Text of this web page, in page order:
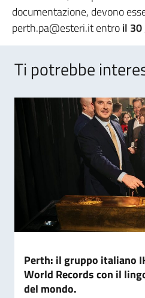
documentazione, devono
perth.pa@esteri.it entroil
Ti potrebbe
Perth: il gruppo italiano
World Records con il
del mondo.